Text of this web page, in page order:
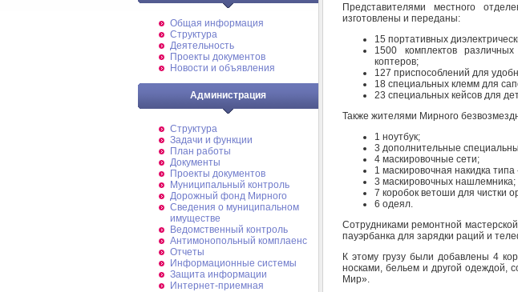
Общая информация
Структура
Деятельность
Проекты документов
Новости и объявления
Администрация
Структура
Задачи и функции
План работы
Документы
Проекты документов
Муниципальный контроль
Дорожный фонд Мирного
Cведения о муниципальном
имуществе
Ведомственный контроль
Антимонопольный комплаенс
Отчеты
Информационные системы
Защита информации
Интернет-приемная
Представителями местного
изготовлены и переданы:
15 портативных
1500 комплектов
коптеров;
127 приспособлений для
18 специальных клемм для
23 специальных кейсов для
Также жителями Мирного
1 ноутбук;
3 дополнительные
4 маскировочные сети;
1 маскировочная накидка
3 маскировочных нашлемника;
7 коробок ветоши для чистки
6 одеял.
Сотрудниками ремонтной
пауэрбанка для зарядки раций и
К этому грузу были добавлены 4
носками, бельем и другой одеждой,
Мир».